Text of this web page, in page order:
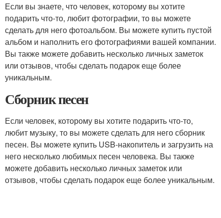
Если вы знаете, что человек, которому вы хотите
подарить что-то, любит фотографии, то вы можете
сделать для него фотоальбом. Вы можете купить пустой
альбом и наполнить его фотографиями вашей компании.
Вы также можете добавить несколько личных заметок
или отзывов, чтобы сделать подарок еще более
уникальным.
Сборник песен
Если человек, которому вы хотите подарить что-то,
любит музыку, то вы можете сделать для него сборник
песен. Вы можете купить USB-накопитель и загрузить на
него несколько любимых песен человека. Вы также
можете добавить несколько личных заметок или
отзывов, чтобы сделать подарок еще более уникальным.